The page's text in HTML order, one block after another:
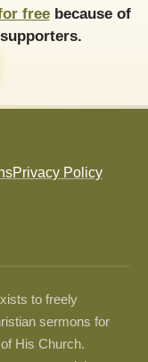
freebecause of
Privacy Policy
to freely
sermons for
His Church.